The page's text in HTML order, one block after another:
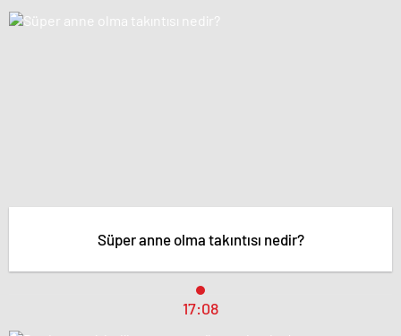
Süper anne olma takıntısı nedir?
17:08